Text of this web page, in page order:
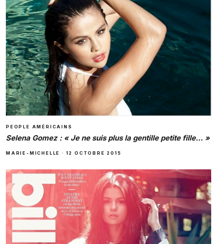
PEOPLE AMÉRICAINS
Selena Gomez : « Je ne suis plus la gentille petite fille… »
MARIE-MICHELLE · 12 OCTOBRE 2015